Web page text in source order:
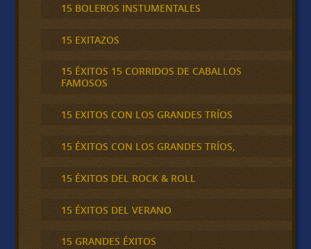
15 BOLEROS INSTUMENTALES
15 EXITAZOS
15 ÉXITOS 15 CORRIDOS DE CABALLOS
FAMOSOS
15 EXITOS CON LOS GRANDES TRÍOS
15 ÉXITOS CON LOS GRANDES TRÍOS,
15 ÉXITOS DEL ROCK & ROLL
15 ÉXITOS DEL VERANO
15 GRANDES ÉXITOS